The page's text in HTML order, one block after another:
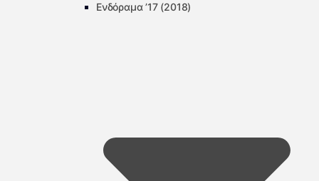
Ενδόραμα ’17 (2018)